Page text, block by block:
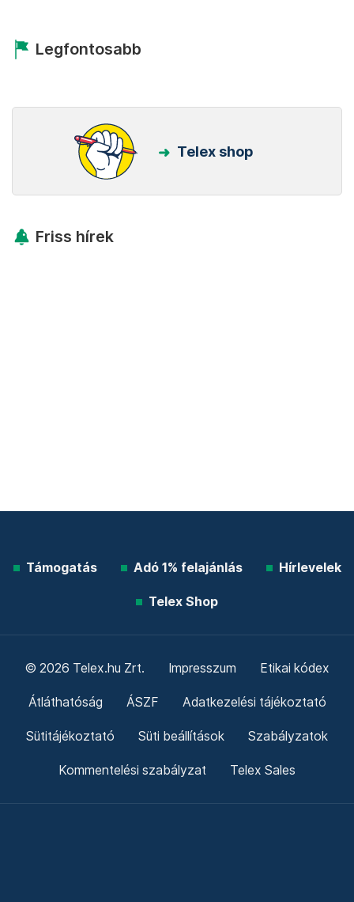
Legfontosabb
Telex shop
Friss hírek
Támogatás Adó 1% felajánlás Hírlevelek
Telex Shop
© 2026 Telex.hu Zrt. Impresszum Etikai kódex
Átláthatóság ÁSZF Adatkezelési tájékoztató
Sütitájékoztató Süti beállítások Szabályzatok
Kommentelési szabályzat Telex Sales